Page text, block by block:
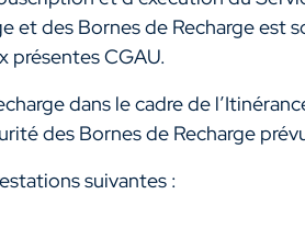
des Bornes de Recharge est
présentes CGAU.
dans le cadre de
des Bornes de Recharge
suivantes :